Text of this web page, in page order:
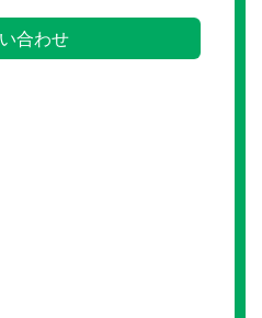
合わせ